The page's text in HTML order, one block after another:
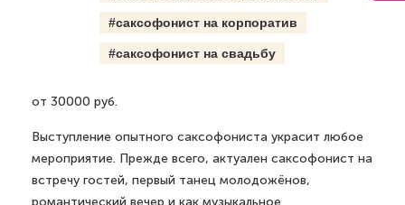
#саксофонист на корпоратив
#саксофонист на свадьбу
от 30000 руб.
Выступление опытного саксофониста украсит любое
мероприятие. Прежде всего, актуален саксофонист на
встречу гостей, первый танец молодожёнов,
романтический вечер и как музыкальное